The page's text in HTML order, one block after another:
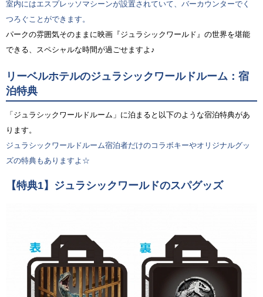
室内にはエスプレッソマシーンが設置されていて、バーカウンターでく
つろぐことができます。
パークの雰囲気そのままに映画『ジュラシックワールド』の世界を堪能
できる、スペシャルな時間が過ごせますよ♪
リーベルホテルのジュラシックワールドルーム：宿
泊特典
「ジュラシックワールドルーム」に泊まると以下のような宿泊特典があ
ります。
ジュラシックワールドルーム宿泊者だけのコラボキーやオリジナルグッ
ズの特典もありますよ☆
【特典1】ジュラシックワールドのスパグッズ